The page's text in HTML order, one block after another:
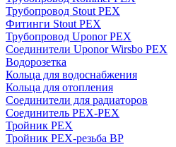
Трубопровод Stout PEX
Фитинги Stout PEX
Трубопровод Uponor PEX
Соединители Uponor Wirsbo PEX
Водорозетка
Кольца для водоснабжения
Кольца для отопления
Соединители для радиаторов
Соединитель PEX-PEX
Тройник PEX
Тройник PEX-резьба ВР